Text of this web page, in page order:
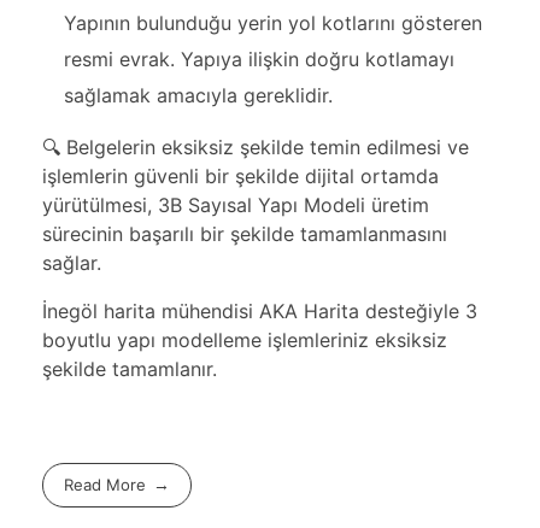
Yapının bulunduğu yerin yol kotlarını gösteren
resmi evrak. Yapıya ilişkin doğru kotlamayı
sağlamak amacıyla gereklidir.
🔍 Belgelerin eksiksiz şekilde temin edilmesi ve
işlemlerin güvenli bir şekilde dijital ortamda
yürütülmesi, 3B Sayısal Yapı Modeli üretim
sürecinin başarılı bir şekilde tamamlanmasını
sağlar.
İnegöl harita mühendisi AKA Harita desteğiyle 3
boyutlu yapı modelleme işlemleriniz eksiksiz
şekilde tamamlanır.
Read More